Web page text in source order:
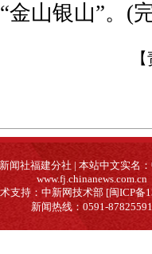
金山银山”。(
闻社福建分社 | 本站中文实名
www.fj.chinanews.com.cn
支持：中新网技术部 [闽ICP备
新闻热线：0591-87825591